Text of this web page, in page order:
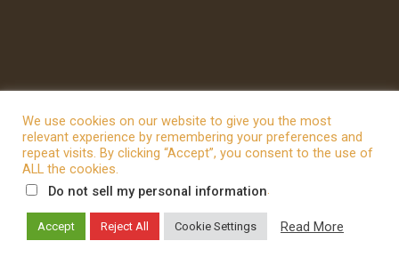
© 2026 Betheme by Muffin group
We use cookies on our website to give you the most
relevant experience by remembering your preferences and
repeat visits. By clicking “Accept”, you consent to the use of
ALL the cookies.
Do not sell my personal information.
Accept Reject All Cookie Settings Read More